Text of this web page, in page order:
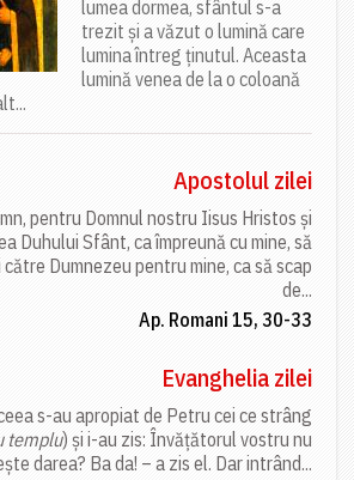
lumea dormea, sfântul s-a
trezit și a văzut o lumină care
lumina întreg ținutul. Aceasta
lumină venea de la o coloană
Apostolul zilei
pentru Domnul nostru Iisus Hristos și
Duhului Sfânt, ca împreună cu mine, să
Dumnezeu pentru mine, ca să scap
de...
Ap. Romani 15, 30-33
Evanghelia zilei
s-au apropiat de Petru cei ce strâng
templu) și i-au zis: Învățătorul vostru nu
darea? Ba da! – a zis el. Dar intrând...